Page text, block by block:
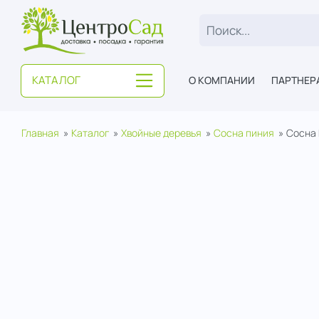
ЦентроСад
КАТАЛОГ О КОМПАНИИ
Главная Каталог Хвойные деревья Сосна пиния Сосна